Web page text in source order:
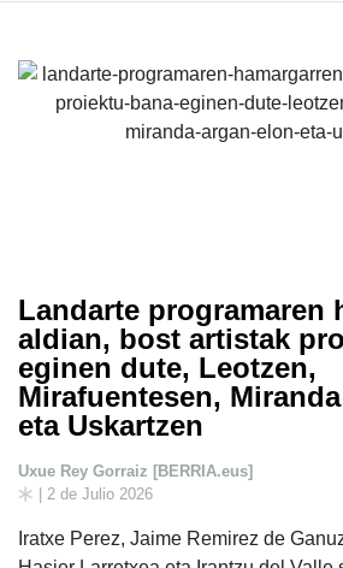
Landarte programaren
aldian, bost artistak
eginen dute, Leotzen,
Mirafuentesen,
eta Uskartzen
Uxue Rey Gorraiz [BERRIA.eus]
| 2 de Julio 2026
Iratxe Perez, Jaime Remirez de